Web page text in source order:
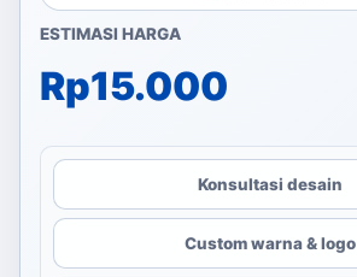
ESTIMASI HARGA
Rp15.000
Konsultasi desain
Custom warna & logo